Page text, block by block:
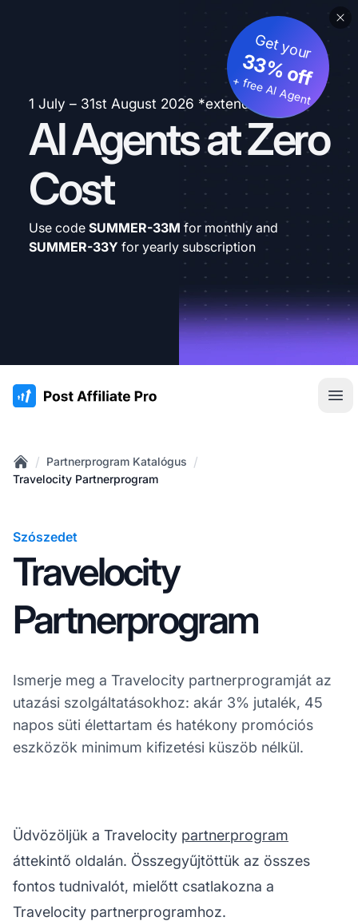
1 July – 31st August 2026 *extended
AI Agents at Zero
Cost
Get your
33% off
+ free AI Agent
Use code SUMMER-33M for monthly and
SUMMER-33Y for yearly subscription
:site.title
Home
/ Partnerprogram Katalógus /
Travelocity Partnerprogram
Szószedet
Travelocity
Partnerprogram
Ismerje meg a Travelocity partnerprogramját az
utazási szolgáltatásokhoz: akár 3% jutalék, 45
napos süti élettartam és hatékony promóciós
eszközök minimum kifizetési küszöb nélkül.
Üdvözöljük a Travelocity partnerprogram
áttekintő oldalán. Összegyűjtöttük az összes
fontos tudnivalót, mielőtt csatlakozna a
Travelocity partnerprogramhoz.